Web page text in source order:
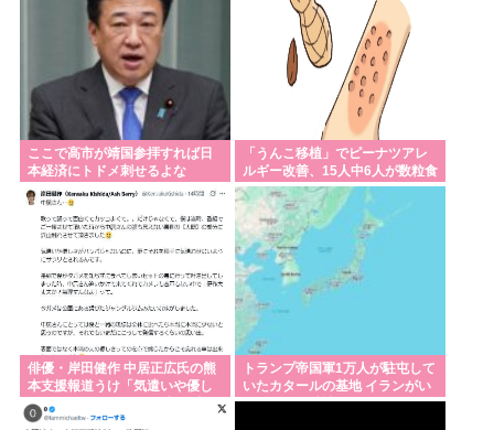
ここで高市が靖国参拝すれば日
本経済にトドメ刺せるよな
「うんこ移植」でピーナツアレ
ルギー改善、15人中6人が数粒食
べられるように
俳優・岸田健作 中居正広氏の熊
本支援報道うけ「気遣いや優し
さがハンパじゃない」 中居氏と
の思い出を回顧
トランプ帝国軍1万人が駐屯して
いたカタールの基地 イランがい
とも簡単に破壊